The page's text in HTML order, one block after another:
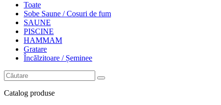
Toate
Sobe Saune / Cosuri de fum
SAUNE
PISCINE
HAMMAM
Gratare
Încălzitoare / Șeminee
Catalog produse